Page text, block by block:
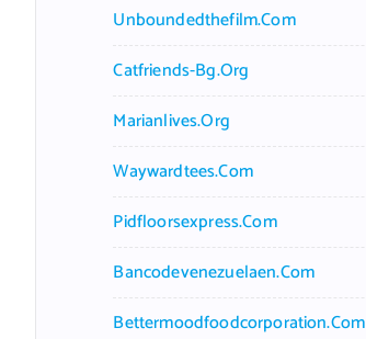
Unboundedthefilm.com
Catfriends-Bg.org
Marianlives.org
Waywardtees.com
Pidfloorsexpress.com
Bancodevenezuelaen.com
Bettermoodfoodcorporation.com